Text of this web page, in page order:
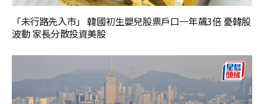
「未行路先入市」 韓國初生嬰兒股票戶口一年飆3倍 憂韓股
波動 家長分散投資美股